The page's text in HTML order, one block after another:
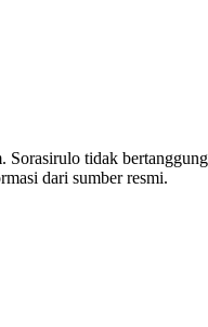
tidak
dari sumber resmi.